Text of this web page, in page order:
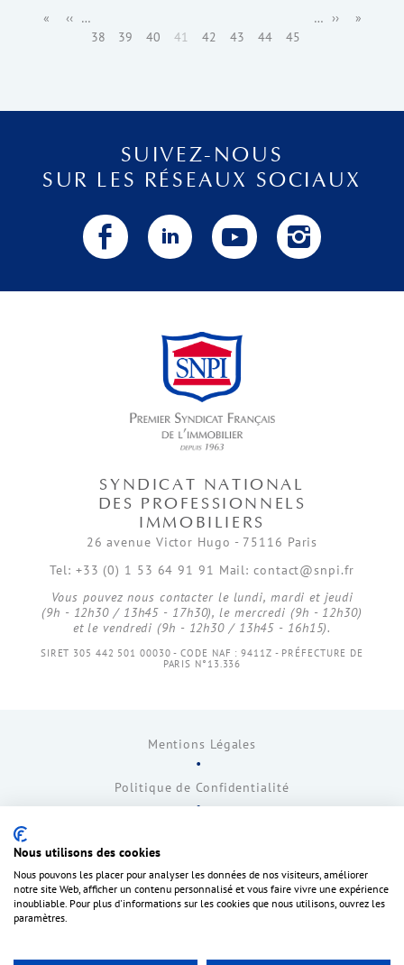
Pagination
Première
«
Page
précédente
‹‹ …
38
39
40
courante
41
42
43
44
Page
45
… Page
››
Dernière
»
SYNDICAT NATIONAL
DES PROFESSIONNELS
IMMOBILIERS
26 avenue Victor Hugo - 75116 Paris
Tel: +33 (0) 1 53 64 91 91 Mail: contact@snpi.fr
Vous pouvez nous contacter le lundi, mardi et jeudi
(9h - 12h30 / 13h45 - 17h30), le mercredi (9h - 12h30)
et le vendredi (9h - 12h30 / 13h45 - 16h15).
SIRET 305 442 501 00030 - CODE NAF : 9411Z - PRÉFECTURE DE
PARIS N°13.336
SUIVEZ-NOUS
SUR LES RÉSEAUX SOCIAUX
Mentions Légales
Politique de Confidentialité
Contact
Lexique
Nous utilisons des cookies
Nous pouvons les placer pour analyser les données de nos visiteurs, améliorer
notre site Web, afficher un contenu personnalisé et vous faire vivre une expérience
inoubliable. Pour plus d'informations sur les cookies que nous utilisons, ouvrez les
paramètres.